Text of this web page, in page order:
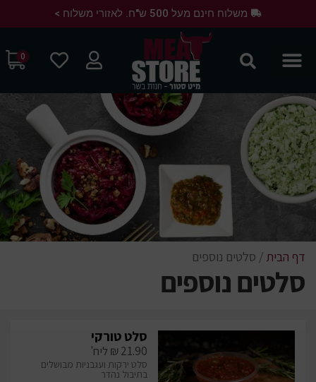
משלוח חינם מעל 500 ש"ח. לאזורי משלוח >
0
דף הבית / סלטים נוספים
סלטים נוספים
סלט טורקי
₪21.90 ליח'
סלט ירקות ועגבניות מבושלים
בתיבול נהדר